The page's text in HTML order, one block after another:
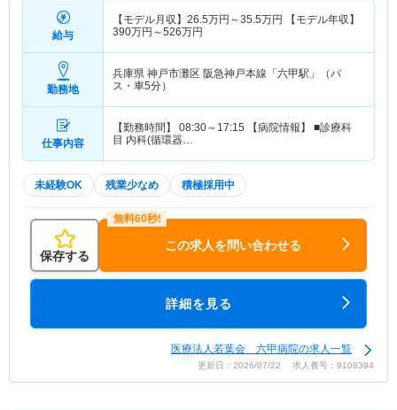
給与
【モデル月収】 26.5万円～35.5万円 【モデル年収】
390万円～526万円
勤務地
兵庫県 神戸市灘区 阪急神戸本線「六甲駅」（バ
ス・車5分）
仕事内容
【勤務時間】 08:30～17:15 【病院情報】 ■診療科
目 内科(循環器…
未経験OK 残業少なめ 積極採用中
保存する
この求人を問い合わせる
詳細を見る
医療法人若葉会 六甲病院の求人一覧
更新日：2026/07/22 求人番号：9108394